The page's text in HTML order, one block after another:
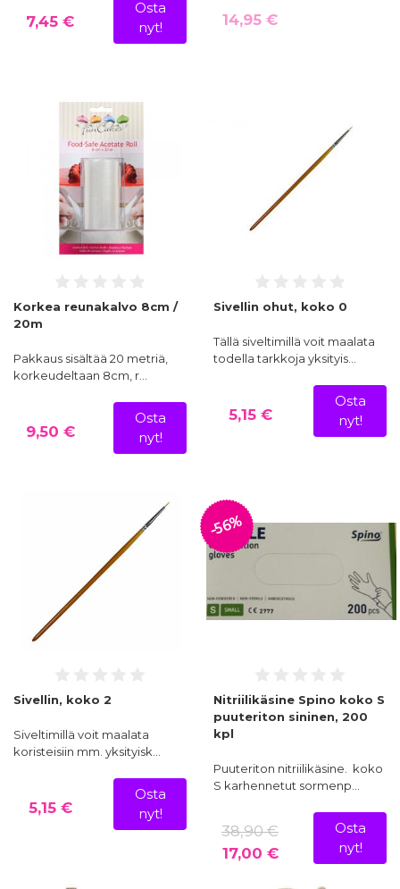
7,45 €
Osta
nyt!
14,95 €
Korkea reunakalvo 8cm /
20m
Pakkaus sisältää 20 metriä,
korkeudeltaan 8cm, r…
9,50 €
Osta
nyt!
Sivellin ohut, koko 0
Tällä siveltimillä voit maalata
todella tarkkoja yksityis…
5,15 €
Osta
nyt!
Sivellin, koko 2
Siveltimillä voit maalata
koristeisiin mm. yksityisk…
5,15 €
Osta
nyt!
-56%
Nitriilikäsine Spino koko S
puuteriton sininen, 200
kpl
Puuteriton nitriilikäsine. koko
S karhennetut sormenp…
38,90 €
17,00 €
Osta
nyt!